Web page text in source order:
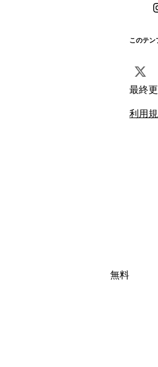
このテン
最終
利用
無料